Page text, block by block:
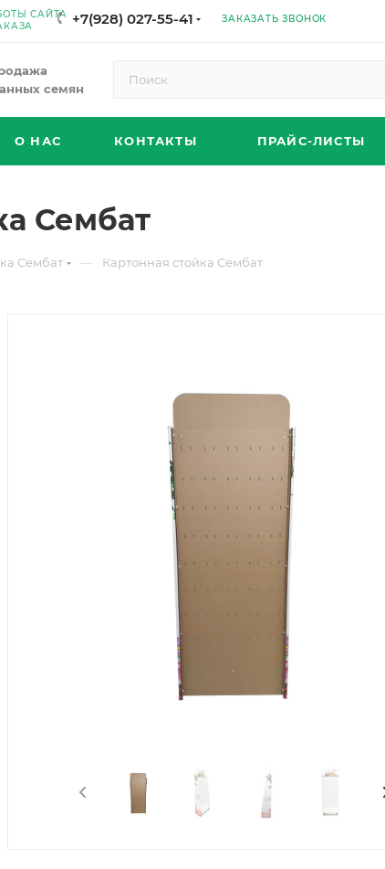
САЙТА +7(928) 027-55-41 ЗАКАЗАТЬ ЗВОНОК
семян
О НАС КОНТАКТЫ ПРАЙС-ЛИСТЫ
Сембат
Сембат — Картонная стойка Сембат